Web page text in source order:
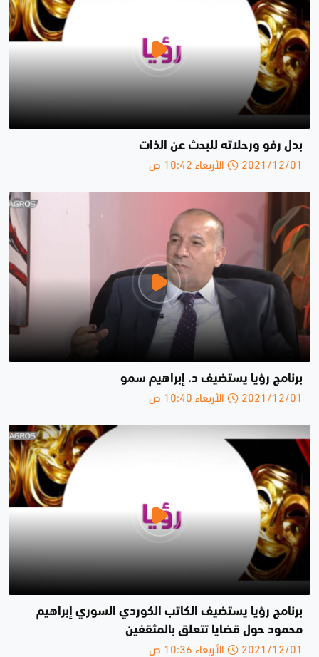
بدل رفو ورحلاته للبحث عن الذات
2021/12/01 الأربعاء 10:42 ص
برنامج رؤيا يستضيف د. إبراهيم سمو
2021/12/01 الأربعاء 10:40 ص
برنامج رؤيا يستضيف الكاتب الكوردي السوري إبراهيم
محمود حول قضايا تتعلق بالمثقفين
2021/12/01 الأربعاء 10:36 ص